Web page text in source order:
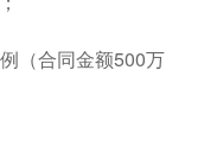
（合同金额500万